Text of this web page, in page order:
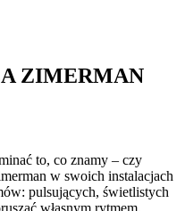
ZIMERMAN
to, co znamy – czy
w swoich instalacjach
pulsujących, świetlistych
własnym rytmem.